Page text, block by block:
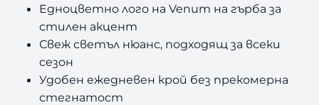
Едноцветно лого на Venum на гърба за
стилен акцент
Свеж светъл нюанс, подходящ за всеки
сезон
Удобен ежедневен крой без прекомерна
стегнатост